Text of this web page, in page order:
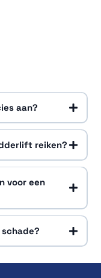
aan?
reiken?
voor een
24 tot 48 uur